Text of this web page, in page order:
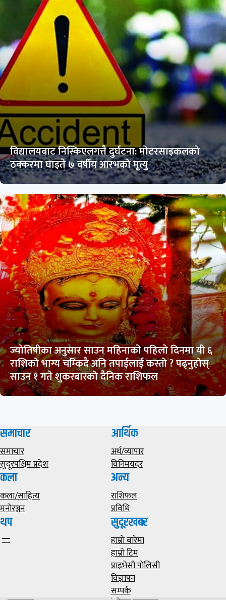
विद्यालयबाट निस्किएलगत्तै दुर्घटना: मोटरसाइकलको
ठक्करमा घाइते ७ वर्षीय आरभको मृत्यु
ज्योतिषीका अनुसार साउन महिनाको पहिलो दिनमा यी ६
राशिको भाग्य चम्किदै अनि तपाईलाई कस्तो ? पढ्नुहोस्
साउन १ गते शुकरबारको दैनिक राशिफल
समाचार
समाचार
सुदूरपश्चिम प्रदेश
आर्थिक
अर्थ/व्यापार
विनिमयदर
कला
कला/साहित्य
मनोरञ्जन
अन्य
राशिफल
प्रविधि
थप सुदूरखबर
हाम्राे बारेमा
हाम्राे टिम
प्राइभेसी पाेलिसी
विज्ञापन
सम्पर्क